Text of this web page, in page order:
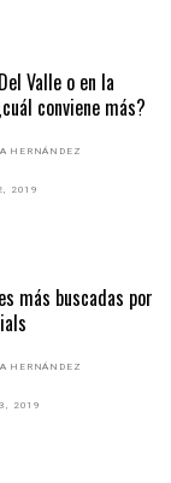
Valle o en la
conviene más?
HERNÁNDEZ
2019
más buscadas por
HERNÁNDEZ
2019